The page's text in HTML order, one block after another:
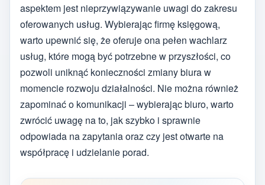
aspektem jest nieprzywiązywanie uwagi do zakresu
oferowanych usług. Wybierając firmę księgową,
warto upewnić się, że oferuje ona pełen wachlarz
usług, które mogą być potrzebne w przyszłości, co
pozwoli uniknąć konieczności zmiany biura w
momencie rozwoju działalności. Nie można również
zapominać o komunikacji – wybierając biuro, warto
zwrócić uwagę na to, jak szybko i sprawnie
odpowiada na zapytania oraz czy jest otwarte na
współpracę i udzielanie porad.